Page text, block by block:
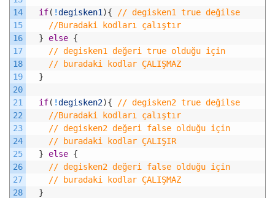
14
15
16
17
18
19
20
21
22
23
24
25
26
27
28
if( !degisken1 ){
// degisken1 true değilse
//Buradaki kodları çalıştır
}
else {
// degisken1 değeri true olduğu için
// buradaki kodlar ÇALIŞMAZ
}
if( !degisken2){
// degisken2 true değilse
//Buradaki kodları çalıştır
// degisken2 değeri false olduğu için
// buradaki kodlar ÇALIŞIR
}
else {
// degisken2 değeri false olduğu için
// buradaki kodlar ÇALIŞMAZ
}